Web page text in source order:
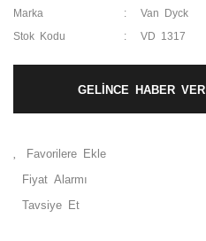
Marka Van Dyck
Stok Kodu VD 1317
GELİNCE HABER VER
Fiyat Alarmı
Tavsiye Et